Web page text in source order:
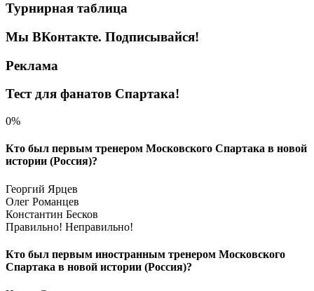
Турнирная таблица
Мы ВКонтакте. Подписывайся!
Реклама
Тест для фанатов Спартака!
0%
Кто был первым тренером Московского Спартака в новой
истории (Россия)?
Георгий Ярцев
Олег Романцев
Константин Бесков
Правильно! Неправильно!
Кто был первым иностранным тренером Московского
Спартака в новой истории (Россия)?